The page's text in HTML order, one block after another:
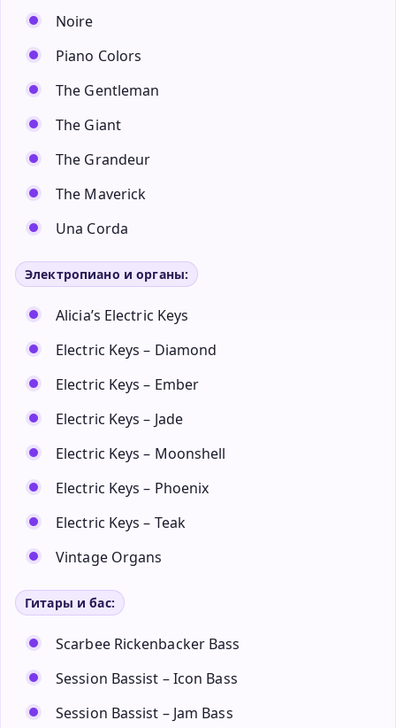
Noire
Piano Colors
The Gentleman
The Giant
The Grandeur
The Maverick
Una Corda
Электропиано и органы:
Alicia’s Electric Keys
Electric Keys – Diamond
Electric Keys – Ember
Electric Keys – Jade
Electric Keys – Moonshell
Electric Keys – Phoenix
Electric Keys – Teak
Vintage Organs
Гитары и бас:
Scarbee Rickenbacker Bass
Session Bassist – Icon Bass
Session Bassist – Jam Bass